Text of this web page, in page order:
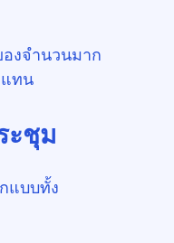
งจำนวนมาก
แทน
ะชุม
แบบทั้ง